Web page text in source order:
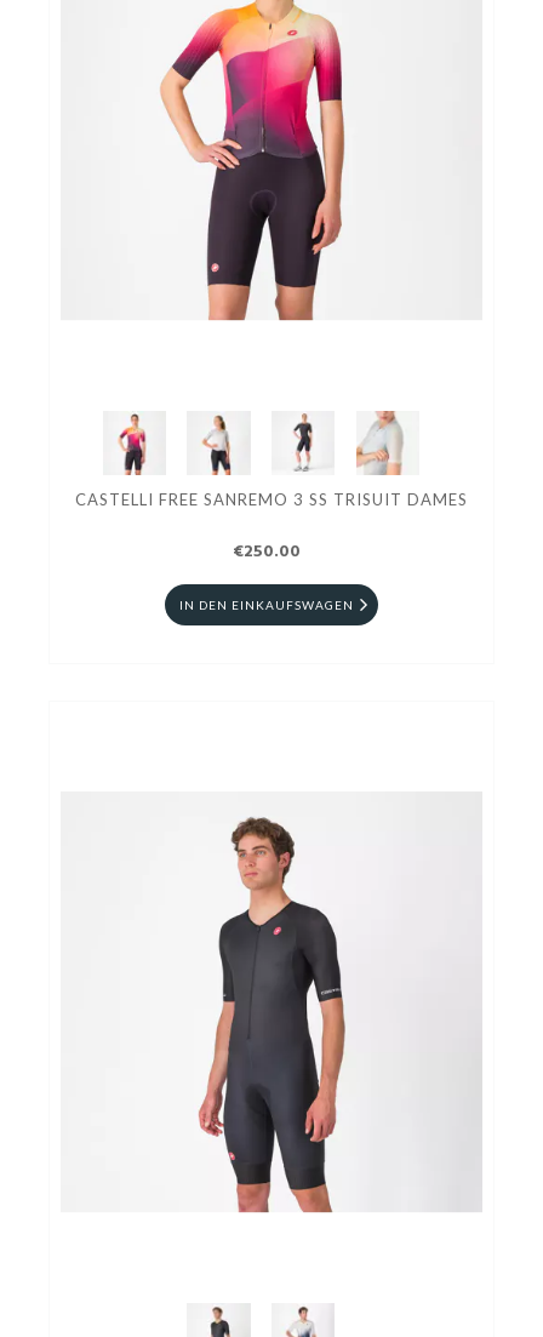
CASTELLI FREE SANREMO 3 SS TRISUIT DAMES
€250.00
IN DEN EINKAUFSWAGEN